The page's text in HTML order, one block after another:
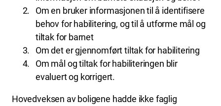
Om en bruker informasjonen til å identifisere
behov for habilitering, og til å utforme mål og
tiltak for barnet
Om det er gjennomført tiltak for habilitering
Om mål og tiltak for habiliteringen blir
evaluert og korrigert.
Hovedveksen av boligene hadde ikke faglig